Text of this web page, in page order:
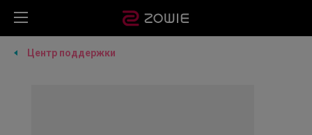
Центр поддержки